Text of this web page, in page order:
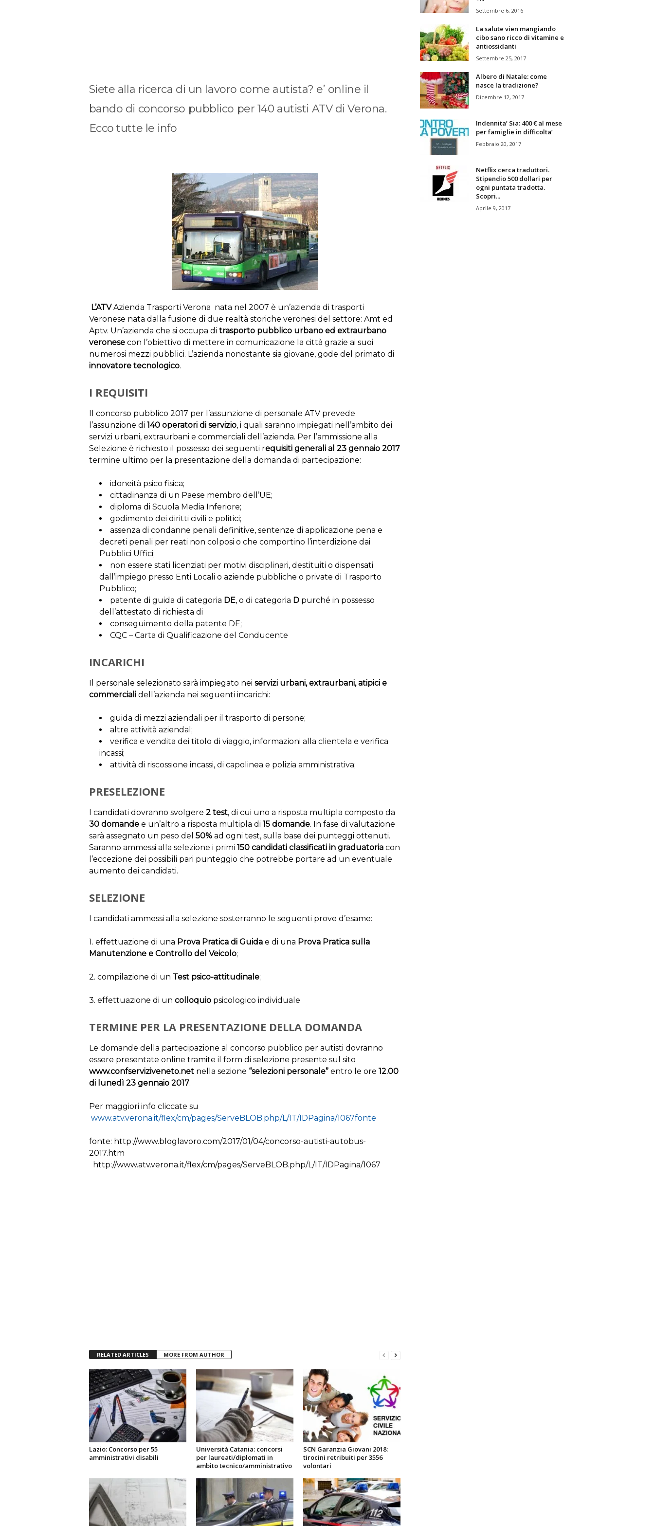
Siete alla ricerca di un lavoro come autista? e’ online il
bando di concorso pubblico per 140 autisti ATV di Verona.
Ecco tutte le info
L’ATVAzienda Trasporti Verona nata nel 2007 è un’azienda di trasporti
Veronese nata dalla fusione di due realtà storiche veronesi del settore: Amt ed
Aptv. Un’azienda che si occupa di trasporto pubblico urbano ed extraurbano
veronesecon l’obiettivo di mettere in comunicazione la città grazie ai suoi
numerosi mezzi pubblici. L’azienda nonostante sia giovane, gode del primato di
innovatore tecnologico.
I REQUISITI
Il concorso pubblico 2017 per l’assunzione di personale ATV prevede
l’assunzione di 140 operatori di servizio, i quali saranno impiegati nell’ambito dei
servizi urbani, extraurbani e commerciali dell’azienda. Per l’ammissione alla
Selezione è richiesto il possesso dei seguenti requisiti generali al 23 gennaio 2017
termine ultimo per la presentazione della domanda di partecipazione:
idoneità psico fisica;
cittadinanza di un Paese membro dell’UE;
diploma di Scuola Media Inferiore;
godimento dei diritti civili e politici;
assenza di condanne penali definitive, sentenze di applicazione pena e
decreti penali per reati non colposi o che comportino l’interdizione dai
Pubblici Uffici;
non essere stati licenziati per motivi disciplinari, destituiti o dispensati
dall’impiego presso Enti Locali o aziende pubbliche o private di Trasporto
Pubblico;
patente di guida di categoria DE, o di categoria Dpurché in possesso
dell’attestato di richiesta di
conseguimento della patente DE;
CQC – Carta di Qualificazione del Conducente
INCARICHI
Il personale selezionato sarà impiegato nei servizi urbani, extraurbani, atipici e
commercialidell’azienda nei seguenti incarichi:
guida di mezzi aziendali per il trasporto di persone;
altre attività aziendal;
verifica e vendita dei titolo di viaggio, informazioni alla clientela e verifica
incassi;
attività di riscossione incassi, di capolinea e polizia amministrativa;
PRESELEZIONE
I candidati dovranno svolgere 2 test, di cui uno a risposta multipla composto da
30 domandee un’altro a risposta multipla di 15 domande. In fase di valutazione
sarà assegnato un peso del 50%ad ogni test, sulla base dei punteggi ottenuti.
Saranno ammessi alla selezione i primi 150 candidati classificati in graduatoriacon
l’eccezione dei possibili pari punteggio che potrebbe portare ad un eventuale
aumento dei candidati.
SELEZIONE
I candidati ammessi alla selezione sosterranno le seguenti prove d’esame:
1. effettuazione di una Prova Pratica di Guidae di una Prova Pratica sulla
Manutenzione e Controllo del Veicolo;
2. compilazione di un Test psico-attitudinale;
3. effettuazione di un colloquiopsicologico individuale
TERMINE PER LA PRESENTAZIONE DELLA DOMANDA
Le domande della partecipazione al concorso pubblico per autisti dovranno
essere presentate online tramite il form di selezione presente sul sito
www.confserviziveneto.netnella sezione “selezioni personale”entro le ore 12.00
di lunedì 23 gennaio 2017.
Per maggiori info cliccate su
www.atv.verona.it/flex/cm/pages/ServeBLOB.php/L/IT/IDPagina/1067fonte
fonte: http://www.bloglavoro.com/2017/01/04/concorso-autisti-autobus-
2017.htm
http://www.atv.verona.it/flex/cm/pages/ServeBLOB.php/L/IT/IDPagina/1067
RELATED ARTICLES MORE FROM AUTHOR
Lazio: Concorso per 55
amministrativi disabili
Università Catania: concorsi
per laureati/diplomati in
ambito tecnico/amministrativo
SCN Garanzia Giovani 2018:
tirocini retribuiti per 3556
volontari
Settembre 6, 2016
La salute vien mangiando
cibo sano ricco di vitamine e
antiossidanti
Settembre 25, 2017
Albero di Natale: come
nasce la tradizione?
Dicembre 12, 2017
Indennita’ Sia: 400 € al mese
per famiglie in difficolta’
Febbraio 20, 2017
Netflix cerca traduttori.
Stipendio 500 dollari per
ogni puntata tradotta.
Scopri...
Aprile 9, 2017